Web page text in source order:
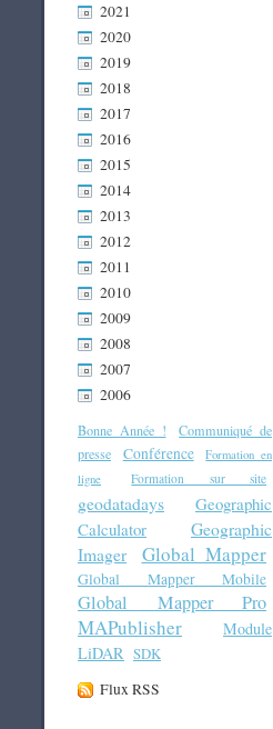
2021
2020
2019
2018
2017
2016
2015
2014
2013
2012
2011
2010
2009
2008
2007
2006
Bonne Année !
Communiqué de
presse
Conférence
Formation en
ligne
Formation sur site
geodatadays
Geographic
Calculator
Geographic
Imager
Global Mapper
Global Mapper Mobile
Global Mapper Pro
MAPublisher
Module
LiDAR SDK
Flux RSS